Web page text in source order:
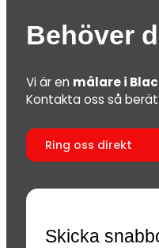
Behöver
Vi är en målare i
Kontakta oss så
Ring oss direkt
Skicka